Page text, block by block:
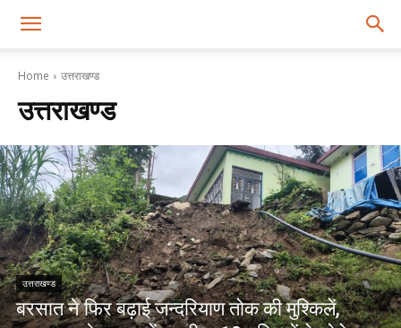
Home उत्तराखण्ड
उत्तराखण्ड
उत्तराखण्ड
बरसात ने फिर बढ़ाई जन्दरियाण तोक की मुश्किलें,